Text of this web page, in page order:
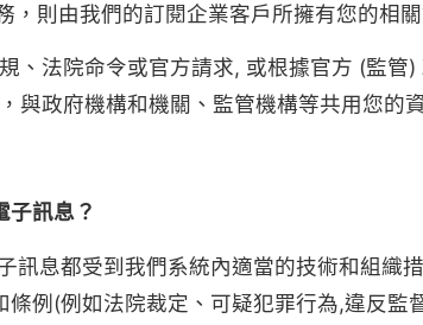
，則由我們的訂閱企業客戶所擁有您的相關
、法院命令或官方請求, 或根據官方 (監管
與政府機構和機關、監管機構等共用您的
子訊息？
訊息都受到我們系統內適當的技術和組織
例(例如法院裁定、可疑犯罪行為,違反監